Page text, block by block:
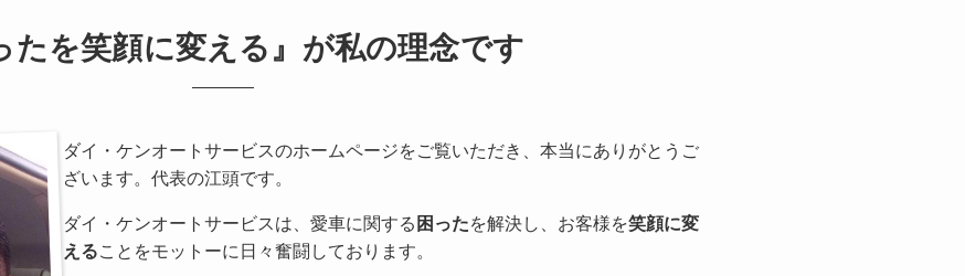
たを笑顔に変える』が私の理念です
ダイ・ケンオートサービスのホームページをご覧いただき、本当にありがとうご
ざいます。代表の江頭です。
ダイ・ケンオートサービスは、愛車に関する 困ったを解決し、お客様を笑顔に変
えることをモットーに日々奮闘しております。